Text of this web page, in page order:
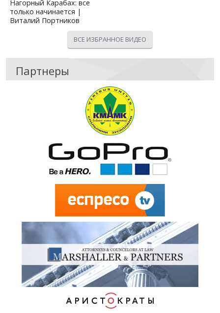
Нагорный Карабах: все
только начинается |
Виталий Портников
ВСЕ ИЗБРАННОЕ ВИДЕО
Партнеры